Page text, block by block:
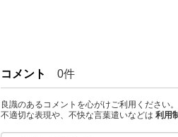
コメント 0件
良識のあるコメントを心がけご利用ください。
不適切な表現や、不快な言葉遣いなどは 利用